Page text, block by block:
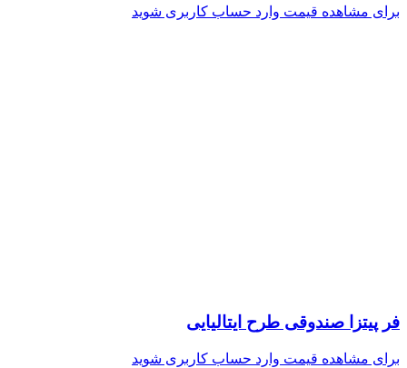
برای مشاهده قیمت وارد حساب کاربری شوید
فر پیتزا صندوقی طرح ایتالیایی
برای مشاهده قیمت وارد حساب کاربری شوید